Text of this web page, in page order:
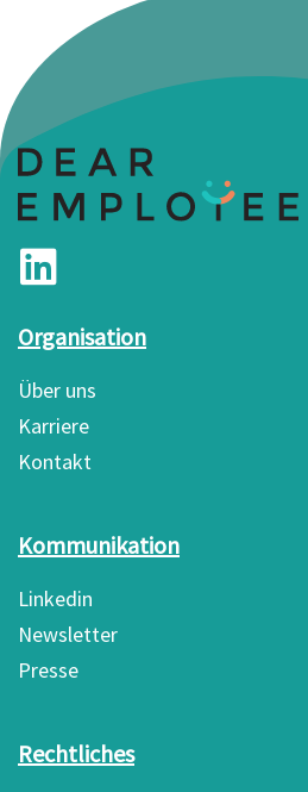
Organisation
Über uns
Karriere
Kontakt
Kommunikation
Linkedin
Newsletter
Presse
Rechtliches